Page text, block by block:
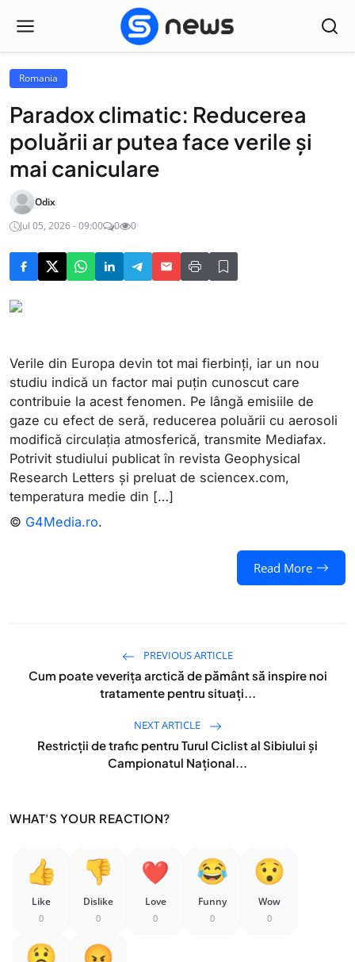
Romania
Paradox climatic: Reducerea
poluării ar putea face verile și
mai caniculare
Odix
Jul 05, 2026 - 09:00
0 0
Verile din Europa devin tot mai fierbinți, iar un nou
studiu indică un factor mai puțin cunoscut care
contribuie la acest fenomen. Pe lângă emisiile de
gaze cu efect de seră, reducerea poluării cu aerosoli
modifică circulația atmosferică, transmite Mediafax.
Potrivit studiului publicat în revista Geophysical
Research Letters și preluat de sciencex.com,
temperatura medie din […]
© G4Media.ro.
Read More
PREVIOUS ARTICLE
Cum poate veverița arctică de pământ să inspire noi
tratamente pentru situați...
NEXT ARTICLE
Restricții de trafic pentru Turul Ciclist al Sibiului și
Campionatul Național...
WHAT'S YOUR REACTION?
Like
0
Dislike
0
Love
0
Funny
0
Wow
0